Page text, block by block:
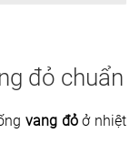
đỏ chuẩn
vang đỏở nhiệt